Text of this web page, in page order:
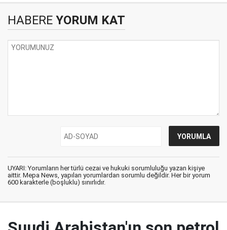
HABERE YORUM KAT
UYARI: Yorumların her türlü cezai ve hukuki sorumluluğu yazan kişiye
aittir. Mepa News, yapılan yorumlardan sorumlu değildir. Her bir yorum
600 karakterle (boşluklu) sınırlıdır.